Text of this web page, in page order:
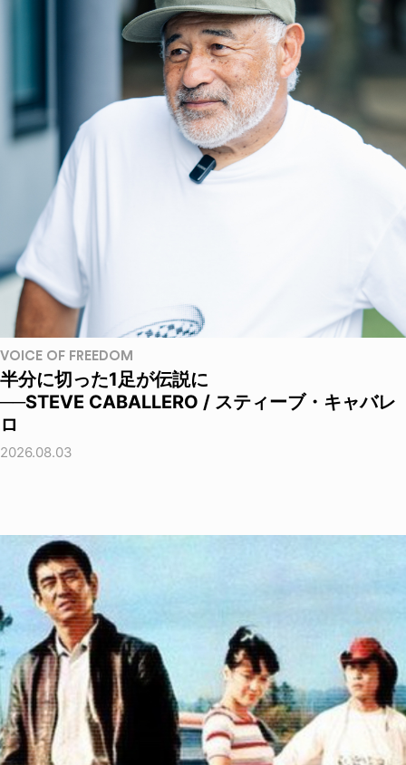
VOICE OF FREEDOM
半分に切った1足が伝説に
──STEVE CABALLERO / スティーブ・キャバレ
ロ
2026.08.03